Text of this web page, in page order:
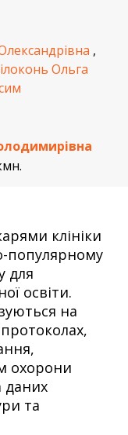
,
Ольга
клініки
популярному
для
освіти.
на
охорони
даних
та